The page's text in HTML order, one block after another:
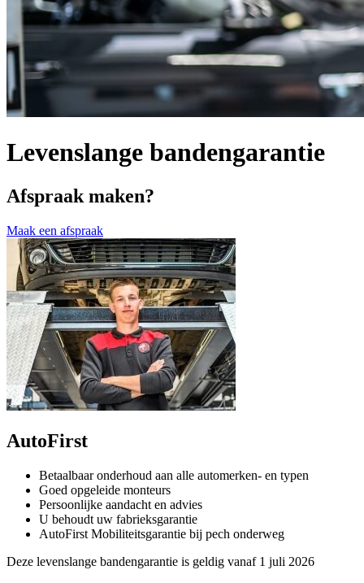
Levenslange bandengarantie
Afspraak maken?
Maak een afspraak
AutoFirst
Betaalbaar onderhoud aan alle automerken- en typen
Goed opgeleide monteurs
Persoonlijke aandacht en advies
U behoudt uw fabrieksgarantie
AutoFirst Mobiliteitsgarantie bij pech onderweg
Deze levenslange bandengarantie is geldig vanaf 1 juli 2026